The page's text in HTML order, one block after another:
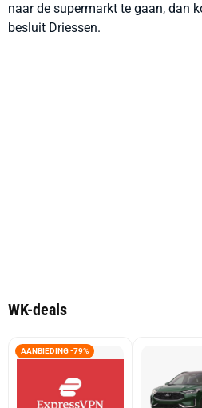
naar de supermarkt te gaan, dan
besluit Driessen.
WK-deals
AANBIEDING -79%